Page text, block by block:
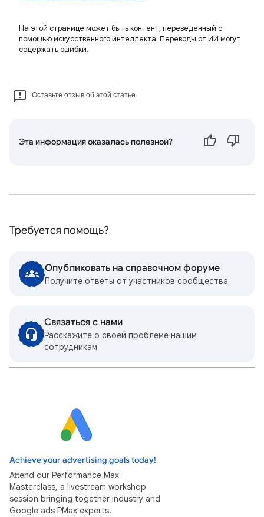
На этой странице может быть контент, переведенный с
помощью искусственного интеллекта. Переводы от ИИ могут
содержать ошибки.
Оставьте отзыв об этой статье
Эта информация оказалась полезной?
Требуется помощь?
Опубликовать на справочном форуме
Получите ответы от участников сообщества
Связаться с нами
Расскажите о своей проблеме нашим
сотрудникам
Achieve your advertising goals today!
Attend our Performance Max
Masterclass, a livestream workshop
session bringing together industry and
Google ads PMax experts.